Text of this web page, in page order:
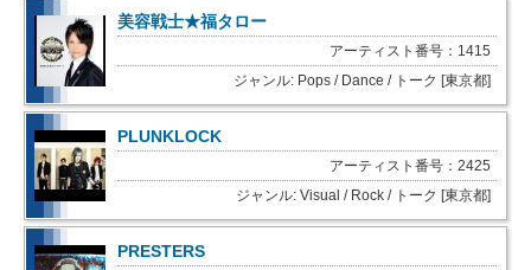
美容戦士★福タロー
アーティスト番号：1415
ジャンル: Pops / Dance / トーク [東京都]
PLUNKLOCK
アーティスト番号：2425
ジャンル: Visual / Rock / トーク [東京都]
PRESTERS